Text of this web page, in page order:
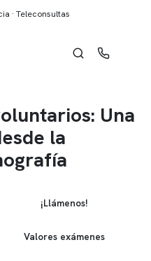
· Teleconsultas
Una
la
¡Llámenos!
Valores exámenes